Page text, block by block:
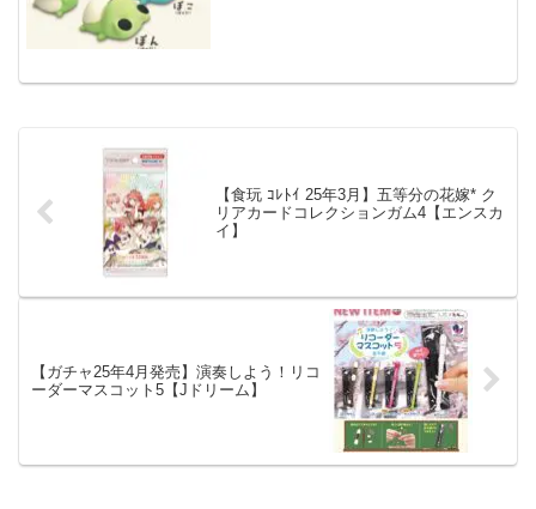
【食玩 ｺﾚﾄｲ 25年3月】五等分の花嫁* ク
リアカードコレクションガム4【エンスカ
イ】
【ガチャ25年4月発売】演奏しよう！リコ
ーダーマスコット5【Jドリーム】